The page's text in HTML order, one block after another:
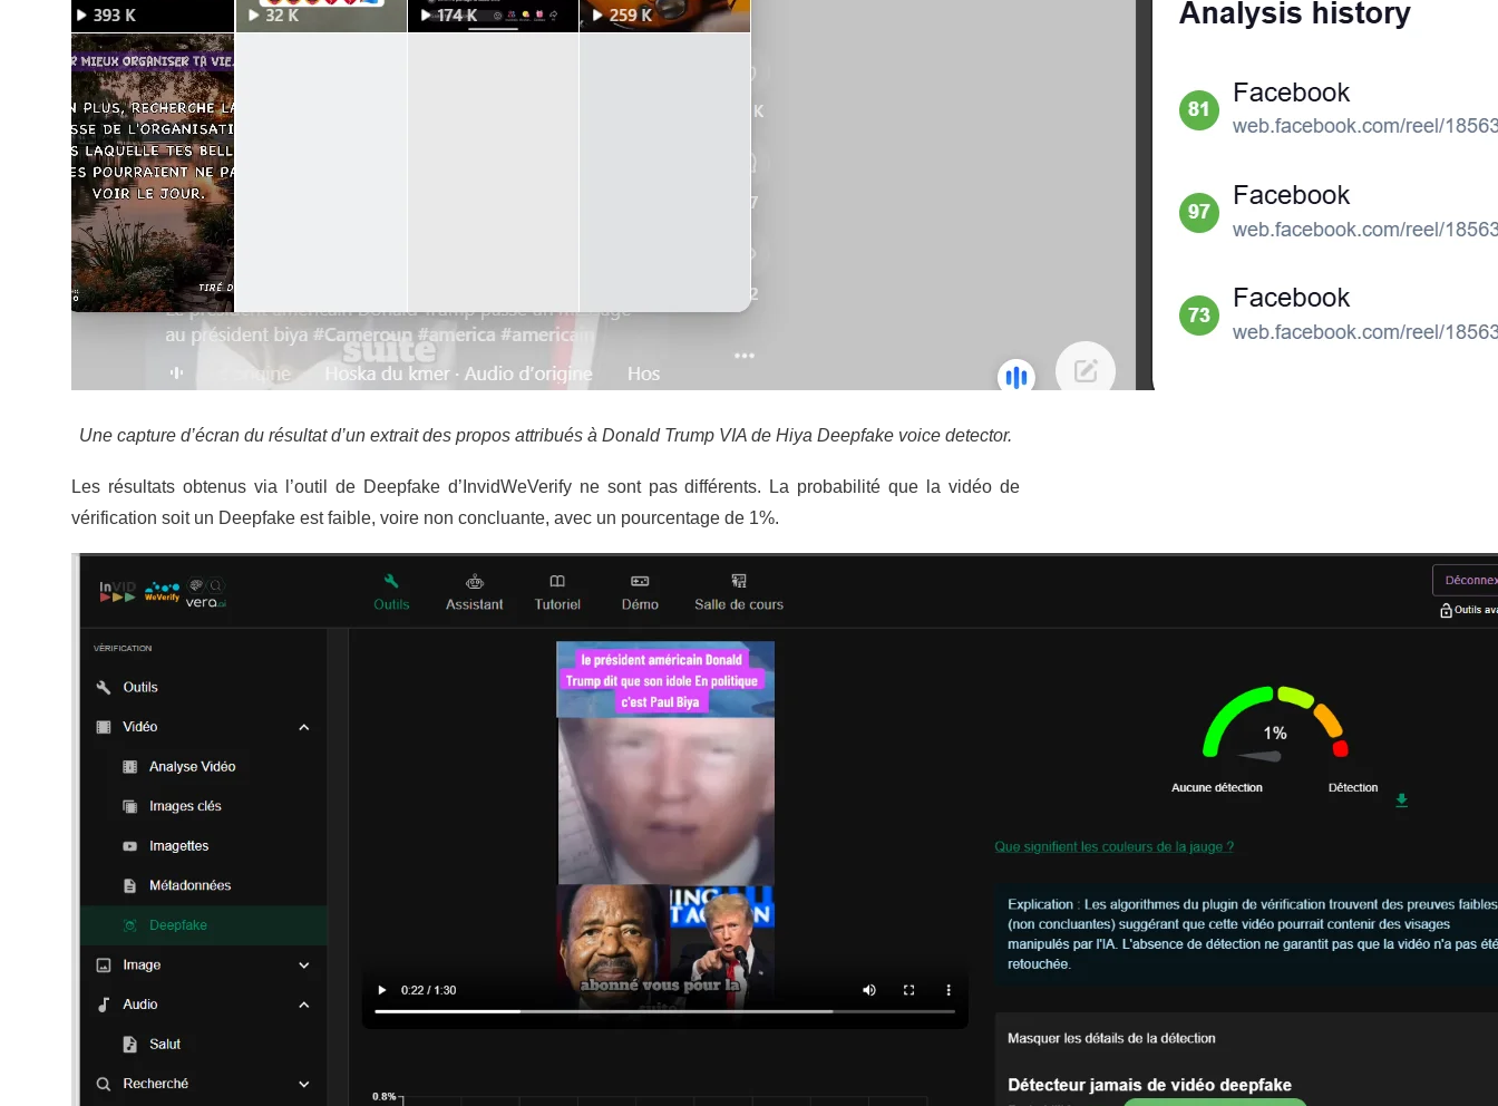
Une capture d’écran du résultat d’un extrait des propos attribués à Donald Trump VIAde Hiya Deepfake voice detector.
Les résultats obtenus via l’outil de Deepfake d’InvidWeVerify ne sont pas différents. La probabilité que la vidéo de
vérification soit un Deepfake est faible, voire non concluante, avec un pourcentage de 1%.